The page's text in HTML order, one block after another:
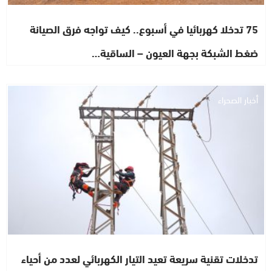
75 تدخلا كهربائيا في أسبوع.. كيف تواجه فرق الصيانة
ضغط الشبكة بجهة العيون – الساقية…
أخبار الصحراء
تدخلات تقنية سريعة تعيد التيار الكهربائي لعدد من أحياء